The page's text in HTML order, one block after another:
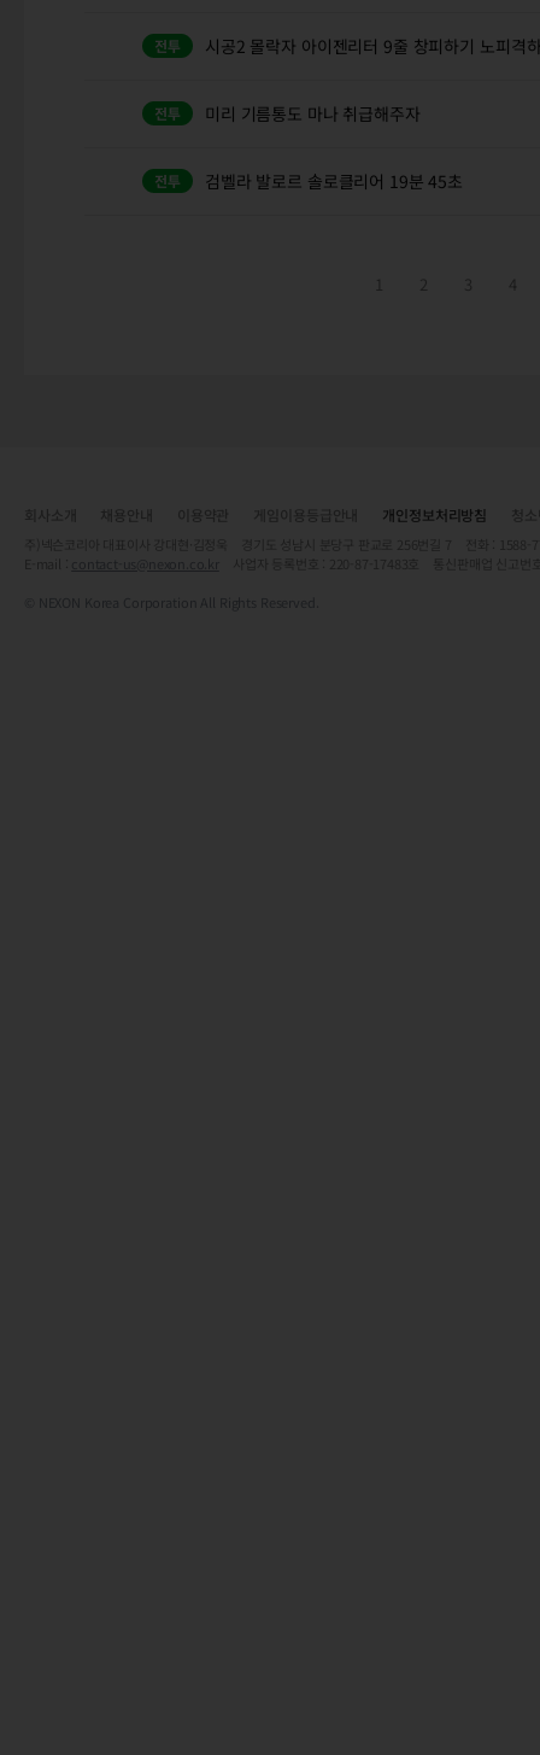
시공2 몰락자 아이젠리터 9줄 창피하기 노피격
미리 기름통도 마나 취급해주자
검벨라 발로르 솔로클리어 19분 45초
1 2 3 4
개인정보처리방침
contact-us@nexon.co.kr
© NEXON Korea Corporation All Rights Reserved.